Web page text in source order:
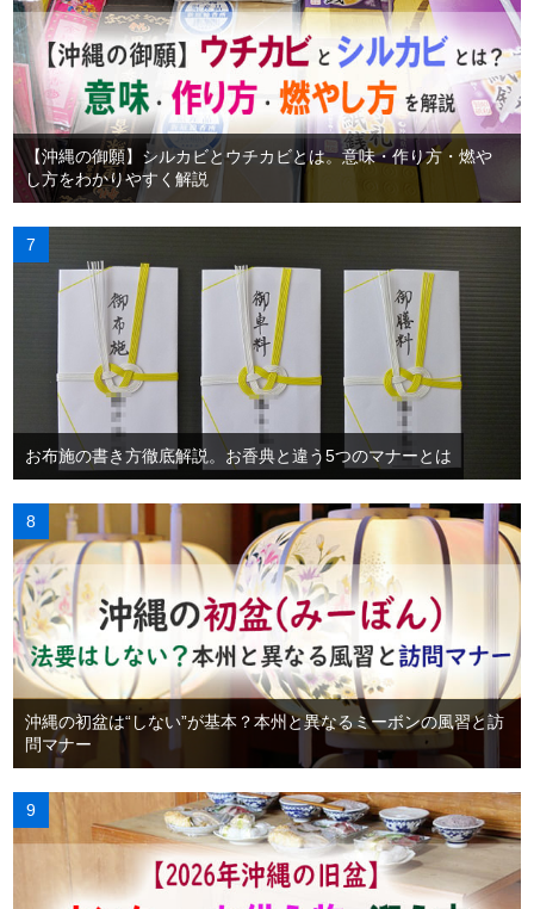
【沖縄の御願】シルカビとウチカビとは。意味・作り方・燃や
し方をわかりやすく解説
お布施の書き方徹底解説。お香典と違う5つのマナーとは
沖縄の初盆は“しない”が基本？本州と異なるミーボンの風習と訪
問マナー